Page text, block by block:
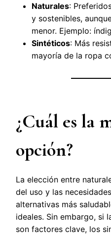
Naturales:
y sostenibles,
menor. Ejemplo:
Sintéticos: Más
mayoría de la ropa
¿Cuál es la
opción?
La elección entre
del uso y las
alternativas más
ideales. Sin embargo, si
son factores clave, los